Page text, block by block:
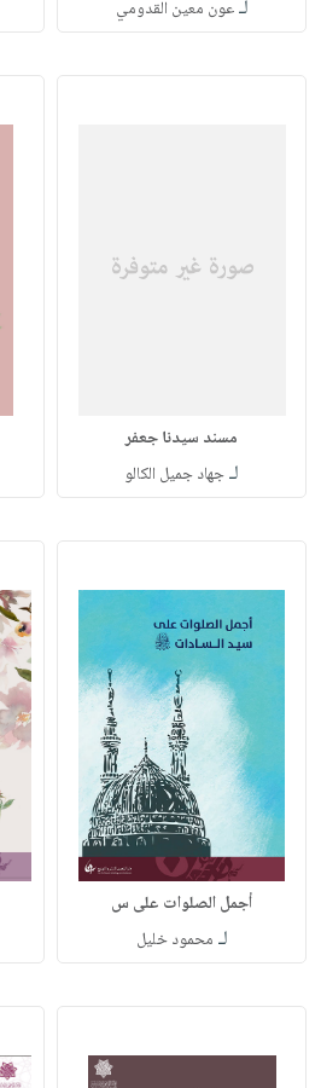
لـعون معين القدومي
مسند سيدنا جعفر
لـجهاد جميل الكالو
أجمل الصلوات على س
لـ محمود خليل